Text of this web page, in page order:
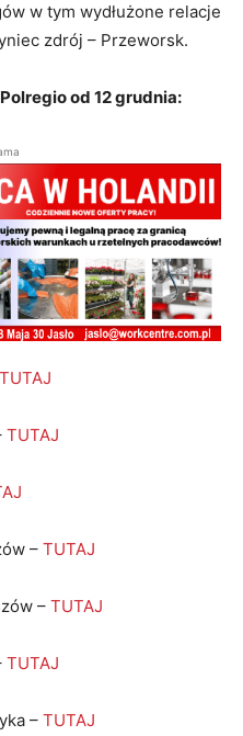
w tym wydłużone relacje
zdrój – Przeworsk.
od 12 grudnia:
TUTAJ
TUTAJ
– TUTAJ
– TUTAJ
TUTAJ
– TUTAJ